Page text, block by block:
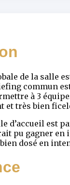
de la salle
commun
à 3
et très bien
d’accueil est
pu gagner
dosé en